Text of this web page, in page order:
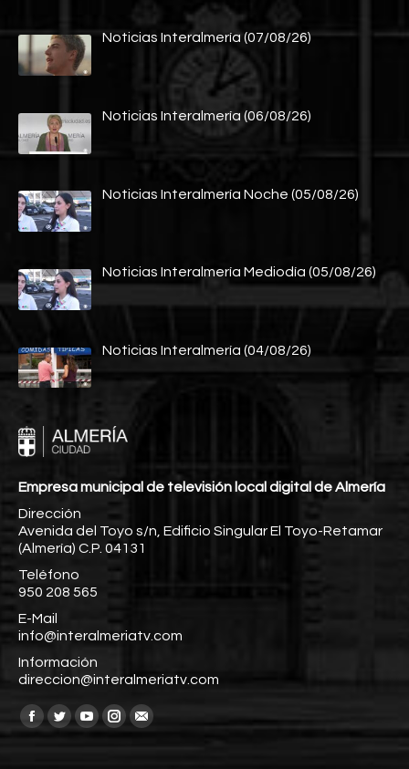
Noticias Interalmería (07/08/26)
Noticias Interalmería (06/08/26)
Noticias Interalmería Noche (05/08/26)
Noticias Interalmería Mediodía (05/08/26)
Noticias Interalmería (04/08/26)
Empresa municipal de televisión local digital de Almería
Dirección
Avenida del Toyo s/n, Edificio Singular El Toyo-Retamar
(Almería) C.P. 04131
Teléfono
950 208 565
E-Mail
info@interalmeriatv.com
Información
direccion@interalmeriatv.com
Encuéntranos en:
Facebook
TwitterYouTube
Instagram
Mail